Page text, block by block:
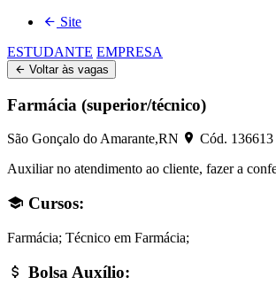
Site
ESTUDANTE EMPRESA
Voltar às vagas
Farmácia (superior/técnico)
São Gonçalo do Amarante,RN
Cód. 136613
Auxiliar no atendimento ao cliente, fazer a
Cursos:
Farmácia; Técnico em Farmácia;
Bolsa Auxílio: